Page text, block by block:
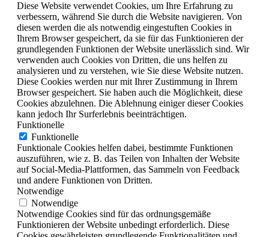
Diese Website verwendet Cookies, um Ihre Erfahrung zu
verbessern, während Sie durch die Website navigieren. Von
diesen werden die als notwendig eingestuften Cookies in
Ihrem Browser gespeichert, da sie für das Funktionieren der
grundlegenden Funktionen der Website unerlässlich sind. Wir
verwenden auch Cookies von Dritten, die uns helfen zu
analysieren und zu verstehen, wie Sie diese Website nutzen.
Diese Cookies werden nur mit Ihrer Zustimmung in Ihrem
Browser gespeichert. Sie haben auch die Möglichkeit, diese
Cookies abzulehnen. Die Ablehnung einiger dieser Cookies
kann jedoch Ihr Surferlebnis beeinträchtigen.
Funktionelle
Funktionelle
Funktionale Cookies helfen dabei, bestimmte Funktionen
auszuführen, wie z. B. das Teilen von Inhalten der Website
auf Social-Media-Plattformen, das Sammeln von Feedback
und andere Funktionen von Dritten.
Notwendige
Notwendige
Notwendige Cookies sind für das ordnungsgemäße
Funktionieren der Website unbedingt erforderlich. Diese